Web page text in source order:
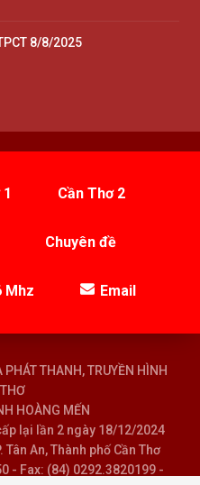
8/8/2025
Cần Thơ 2
Chuyên đề
Mhz Email
THANH, TRUYỀN HÌNH
HOÀNG MẾN
lại lần 2 ngày 18/12/2024
An, Thành phố Cần Thơ
- Fax: (84) 0292.3820199 -